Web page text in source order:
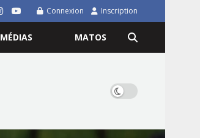
Connexion Inscription
MÉDIAS MATOS